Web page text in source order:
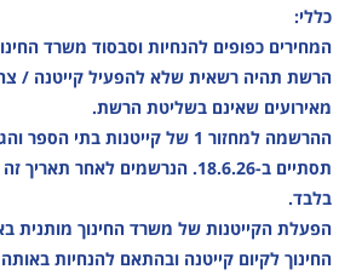
כללי:
המחירים כפופים להנחיות וסבסוד משרד
הרשת תהיה רשאית שלא להפעיל קייטנה /
מאירועים שאינם בשליטת הרשת.
ההרשמה למחזור 1 של קייטנות
תסתיים ב-18.6.26. הנרשמים לאחר
בלבד.
הפעלת הקייטנות של משרד החינוך מותנית
החינוך לקיום קייטנה ובהתאם להנחיות